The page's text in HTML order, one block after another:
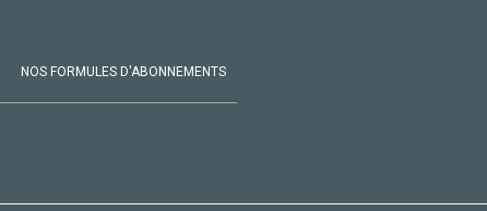
NOS FORMULES D'ABONNEMENTS